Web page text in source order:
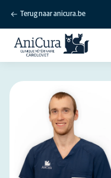
Terug naar anicura.be